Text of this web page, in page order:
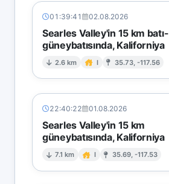
01:39:41 02.08.2026
Searles Valley'in 15 km batı-
güneybatısında, Kaliforniya
2.6 km I 35.73, -117.56
22:40:22 01.08.2026
Searles Valley'in 15 km
güneybatısında, Kaliforniya
7.1 km I 35.69, -117.53